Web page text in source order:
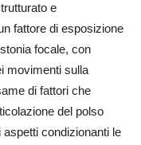
e
fattore di esposizione
focale, con
movimenti sulla
di fattori che
del polso
condizionanti le